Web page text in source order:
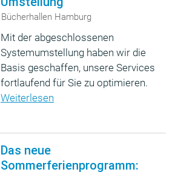
Bücherhallen Hamburg
Mit der abgeschlossenen
Systemumstellung haben wir die
Basis geschaffen, unsere Services
fortlaufend für Sie zu optimieren.
Weiterlesen
Das neue
Sommerferienprogramm: